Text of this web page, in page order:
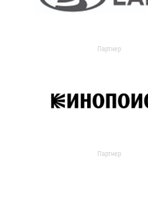
Партнер
Партнер